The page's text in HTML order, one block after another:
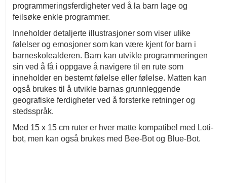
programmeringsferdigheter ved å la barn lage og
feilsøke enkle programmer.
Inneholder detaljerte illustrasjoner som viser ulike
følelser og emosjoner som kan være kjent for barn i
barneskolealderen. Barn kan utvikle programmeringen
sin ved å få i oppgave å navigere til en rute som
inneholder en bestemt følelse eller følelse. Matten kan
også brukes til å utvikle barnas grunnleggende
geografiske ferdigheter ved å forsterke retninger og
stedsspråk.
Med 15 x 15 cm ruter er hver matte kompatibel med Loti-
bot, men kan også brukes med Bee-Bot og Blue-Bot.